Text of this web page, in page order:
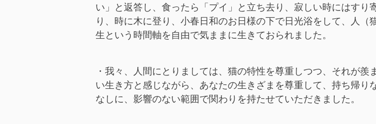
い」と返答し、食ったら「プイ」と立ち去り、寂しい時にはすり
り、時に木に登り、小春日和のお日様の下で日光浴をして、人（猫
生という時間軸を自由で気ままに生きておられました。
・我々、人間にとりましては、猫の特性を尊重しつつ、それが羨
い生き方と感じながら、あなたの生きざまを尊重して、持ち帰り
なしに、影響のない範囲で関わりを持たせていただきました。